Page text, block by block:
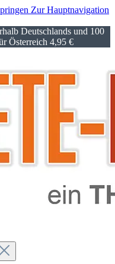
Zur Hauptnavigation
Deutschlands und 100
Österreich 4,95 €